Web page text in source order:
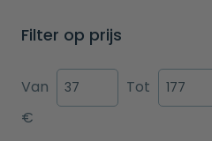
Filter op prijs
Van
Tot
€